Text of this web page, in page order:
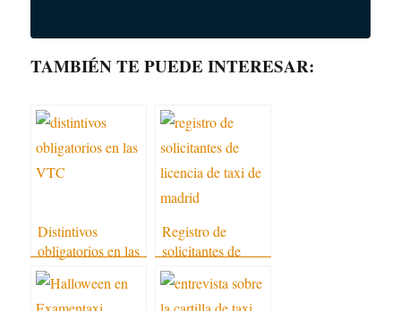
TAMBIÉN TE PUEDE INTERESAR:
Distintivos
obligatorios en las
VTC en 2017
Registro de
solicitantes de
licencia de taxi de
Madrid